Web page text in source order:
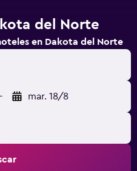
del Norte
en Dakota del Norte
- mar. 18/8